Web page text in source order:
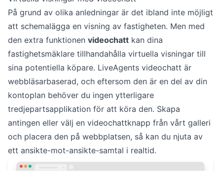
På grund av olika anledningar är det ibland inte möjligt
att schemalägga en visning av fastigheten. Men med
den extra funktionen videochatt kan dina
fastighetsmäklare tillhandahålla virtuella visningar till
sina potentiella köpare. LiveAgents videochatt är
webbläsarbaserad, och eftersom den är en del av din
kontoplan behöver du ingen ytterligare
tredjepartsapplikation för att köra den. Skapa
antingen eller välj en videochattknapp från vårt galleri
och placera den på webbplatsen, så kan du njuta av
ett ansikte-mot-ansikte-samtal i realtid.